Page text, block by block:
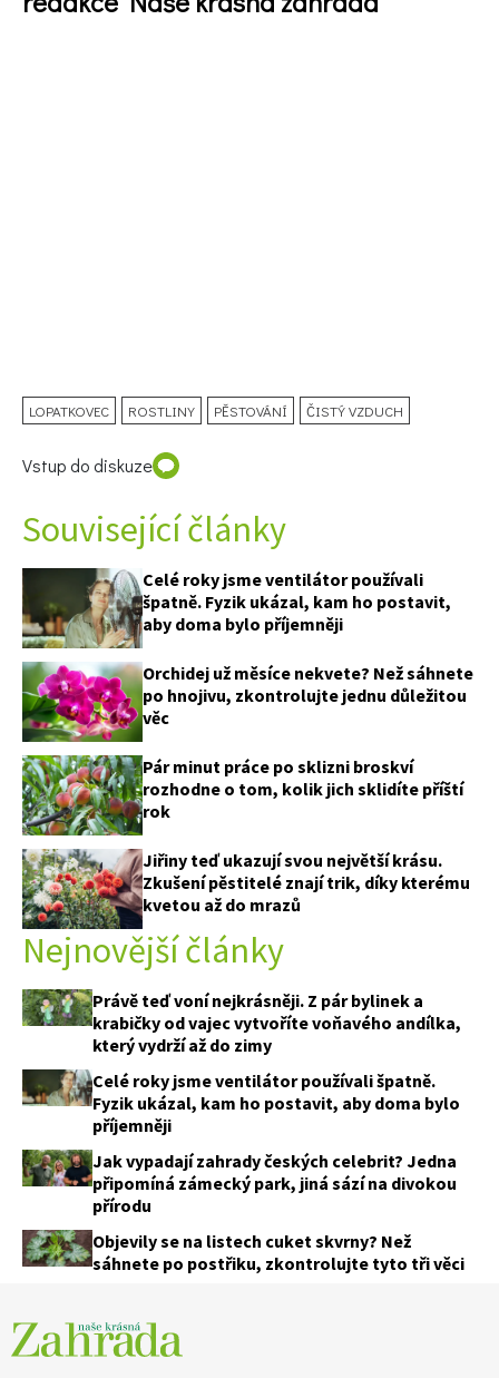
LOPATKOVEC ROSTLINY PĚSTOVÁNÍ ČISTÝ VZDUCH
Vstup do diskuze
Související články
Celé roky jsme ventilátor používali
špatně. Fyzik ukázal, kam ho postavit,
aby doma bylo příjemněji
Orchidej už měsíce nekvete? Než sáhnete
po hnojivu, zkontrolujte jednu důležitou
věc
Pár minut práce po sklizni broskví
rozhodne o tom, kolik jich sklidíte příští
rok
Jiřiny teď ukazují svou největší krásu.
Zkušení pěstitelé znají trik, díky kterému
kvetou až do mrazů
Nejnovější články
Právě teď voní nejkrásněji. Z pár bylinek a
krabičky od vajec vytvoříte voňavého andílka,
který vydrží až do zimy
Celé roky jsme ventilátor používali špatně.
Fyzik ukázal, kam ho postavit, aby doma bylo
příjemněji
Jak vypadají zahrady českých celebrit? Jedna
připomíná zámecký park, jiná sází na divokou
přírodu
Objevily se na listech cuket skvrny? Než
sáhnete po postřiku, zkontrolujte tyto tři věci